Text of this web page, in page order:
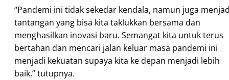
“Pandemi ini tidak sekedar kendala, namun juga
tantangan yang bisa kita taklukkan bersama dan
menghasilkan inovasi baru. Semangat kita untuk terus
bertahan dan mencari jalan keluar masa pandemi ini
menjadi kekuatan supaya kita ke depan menjadi lebih
baik,” tutupnya.